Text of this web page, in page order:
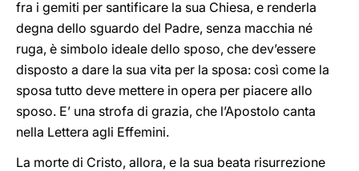
fra i gemiti per santificare la sua Chiesa, e renderla
degna dello sguardo del Padre, senza macchia né
ruga, è simbolo ideale dello sposo, che dev’essere
disposto a dare la sua vita per la sposa: così come la
sposa tutto deve mettere in opera per piacere allo
sposo. E’ una strofa di grazia, che l’Apostolo canta
nella Lettera agli Effemini.
La morte di Cristo, allora, e la sua beata risurrezione